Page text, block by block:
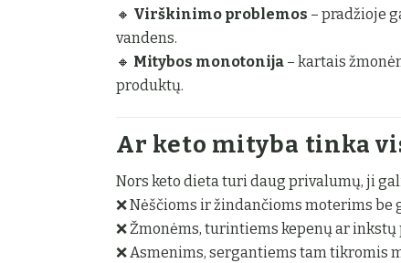
🔸 Virškinimo problemos – pradžioje
vandens.
🔸 Mitybos monotonija – kartais
produktų.
Ar keto mityba tinka
Nors keto dieta turi daug privalumų, ji
❌ Nėščioms ir žindančioms moterims be
❌ Žmonėms, turintiems kepenų ar
❌ Asmenims, sergantiems tam tikromis